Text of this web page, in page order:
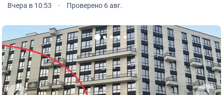
площадь: 66 м² -Планирование: Двусторонняя
Вчера в 10:53 · Проверено 6 авг.